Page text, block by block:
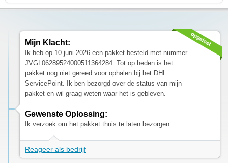
Mijn Klacht:
Ik heb op 10 juni 2026 een pakket besteld met nummer
JVGL06289524000511364284. Tot op heden is het
pakket nog niet gereed voor ophalen bij het DHL
ServicePoint. Ik ben bezorgd over de status van mijn
pakket en wil graag weten waar het is gebleven.
Gewenste Oplossing:
Ik verzoek om het pakket thuis te laten bezorgen.
Reageer als bedrijf